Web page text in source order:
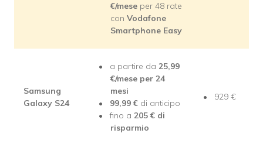
€/mese per 48 rate
con Vodafone
Smartphone Easy
Samsung
Galaxy S24
a partire da 25,99
€/mese per 24
mesi
99,99 € di anticipo
fino a 205 € di
risparmio
929 €